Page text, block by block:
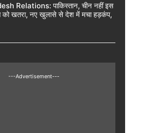
Relations: पाकिस्तान, चीन नहीं इस
को खतरा, नए खुलासे से देश में मचा हड़कंप,
---Advertisement---